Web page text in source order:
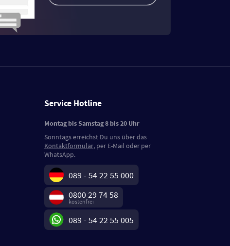
Service Hotline
Montag bis Samstag 8 bis 20 Uhr
Sonntags erreichst Du uns über das
Kontaktformular, per E-Mail oder per
WhatsApp.
089 - 54 22 55 000
0800 29 74 58
kostenfrei
089 - 54 22 55 005